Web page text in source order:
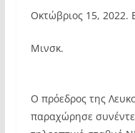
Οκτώβριος 15, 2022.
Μινσκ.
Ο πρόεδρος της
παραχώρησε